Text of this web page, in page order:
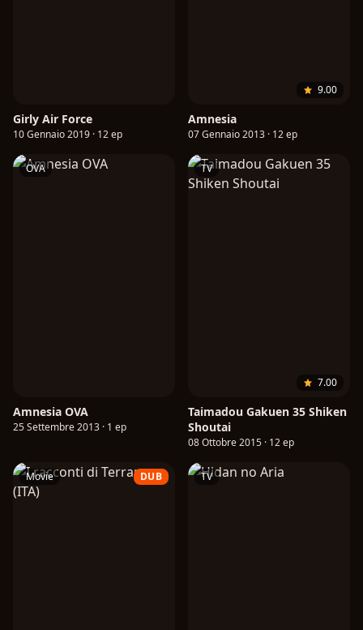
Girly Air Force
10 Gennaio 2019 · 12 ep
9.00
Amnesia
07 Gennaio 2013 · 12 ep
OVA
Amnesia OVA
25 Settembre 2013 · 1 ep
TV
7.00
Taimadou Gakuen 35 Shiken
Shoutai
08 Ottobre 2015 · 12 ep
Movie DUB TV